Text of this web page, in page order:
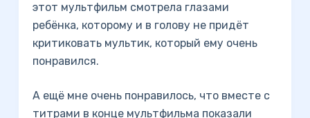
этот мультфильм смотрела глазами
ребёнка, которому и в голову не придёт
критиковать мультик, который ему очень
понравился.
А ещё мне очень понравилось, что вместе с
титрами в конце мультфильма показали